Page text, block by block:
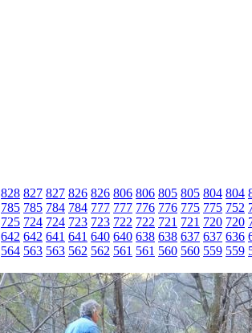
828 827 827 826 826 806 806 805 805 804 804
785 785 784 784 777 777 776 776 775 775 752
725 724 724 723 723 722 722 721 721 720 720
642 642 641 641 640 640 638 638 637 637 636
564 563 563 562 562 561 561 560 560 559 559